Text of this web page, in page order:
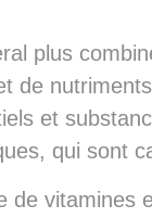
plus
de
et
qui sont
de vitamines